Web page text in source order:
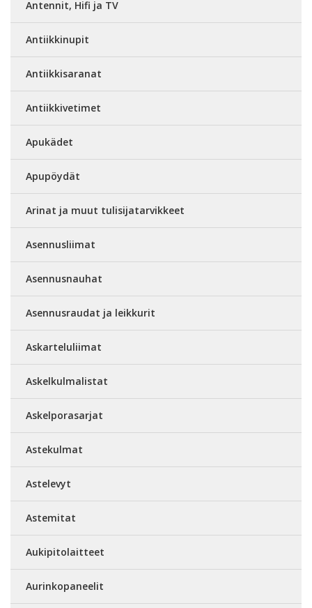
Antennit, Hifi ja TV
Antiikkinupit
Antiikkisaranat
Antiikkivetimet
Apukädet
Apupöydät
Arinat ja muut tulisijatarvikkeet
Asennusliimat
Asennusnauhat
Asennusraudat ja leikkurit
Askarteluliimat
Askelkulmalistat
Askelporasarjat
Astekulmat
Astelevyt
Astemitat
Aukipitolaitteet
Aurinkopaneelit